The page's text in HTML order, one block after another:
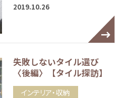
2019.10.26
失敗しないタイル選び
〈後編〉【タイル探訪】
インテリア・収納